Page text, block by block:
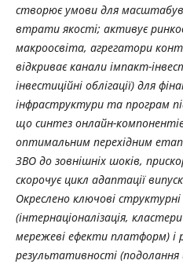
створює умови для
втрати якості; активує
макроосвіта, агрегатори
відкриває канали імпакт-
інвестиційні облігації) для
інфраструктури та програм
що синтез онлайн-
оптимальним перехідним
ЗВО до зовнішніх шоків,
скорочує цикл адаптації
Окреслено ключові
(інтернаціоналізація,
мережеві ефекти платформ) і
результативності (подолання